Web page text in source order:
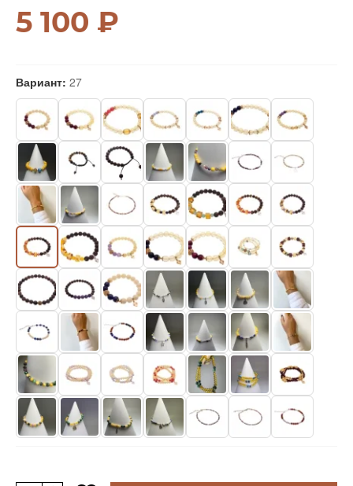
5 100 ₽
Вариант: 27